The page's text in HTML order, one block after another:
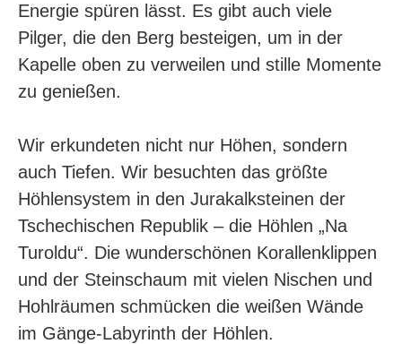
Energie spüren lässt. Es gibt auch viele
Pilger, die den Berg besteigen, um in der
Kapelle oben zu verweilen und stille Momente
zu genießen.
Wir erkundeten nicht nur Höhen, sondern
auch Tiefen. Wir besuchten das größte
Höhlensystem in den Jurakalksteinen der
Tschechischen Republik – die Höhlen „Na
Turoldu“. Die wunderschönen Korallenklippen
und der Steinschaum mit vielen Nischen und
Hohlräumen schmücken die weißen Wände
im Gänge-Labyrinth der Höhlen.